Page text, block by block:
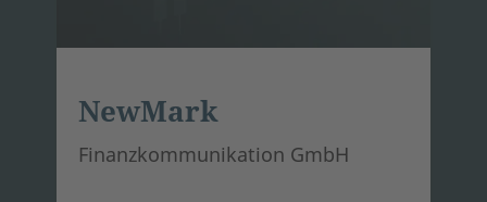
NewMark
Finanzkommunikation GmbH